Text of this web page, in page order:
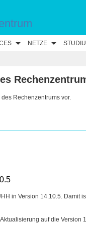
NETZE
Zur Zeit liegen keine aktuellen Informationen des Rechenzentrums vor.
in Version 14.10.5. Damit
auf die